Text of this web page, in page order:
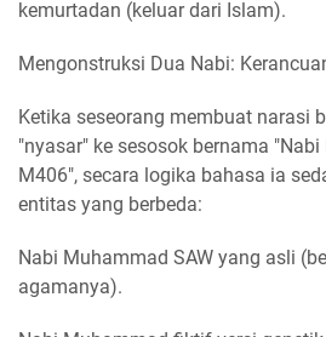
kemurtadan (keluar dari Islam).
Mengonstruksi Dua Nabi:
Ketika seseorang membuat narasi
"nyasar" ke sesosok bernama
M406", secara logika bahasa ia
entitas yang berbeda:
Nabi Muhammad SAW yang asli
agamanya).